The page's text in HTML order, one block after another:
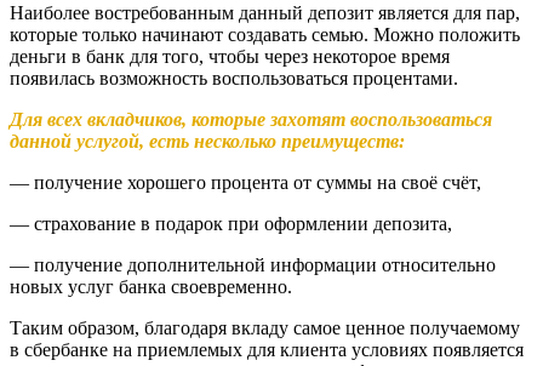
Наиболее востребованным данный депозит является для пар,
которые только начинают создавать семью. Можно положить
деньги в банк для того, чтобы через некоторое время
появилась возможность воспользоваться процентами.
Для всех вкладчиков, которые захотят воспользоваться
данной услугой, есть несколько преимуществ:
— получение хорошего процента от суммы на своё счёт,
— страхование в подарок при оформлении депозита,
— получение дополнительной информации относительно
новых услуг банка своевременно.
Таким образом, благодаря вкладу самое ценное получаемому
в сбербанке на приемлемых для клиента условиях появляется